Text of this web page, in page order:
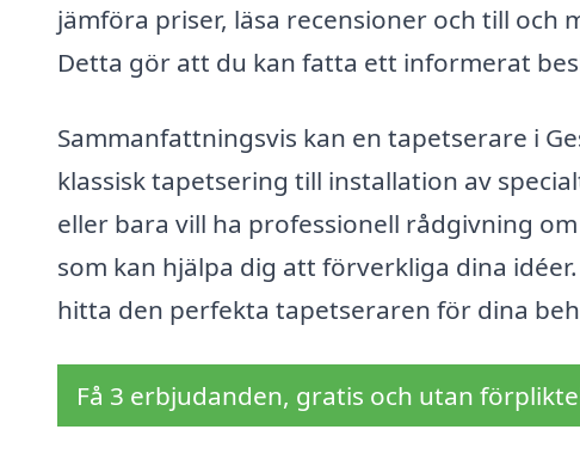
jämföra priser, läsa recensioner och till
Detta gör att du kan fatta ett informerat
Sammanfattningsvis kan en tapetserare i
klassisk tapetsering till installation av
eller bara vill ha professionell rådgivning
som kan hjälpa dig att förverkliga dina
hitta den perfekta tapetseraren för dina
Få 3 erbjudanden, gratis och utan